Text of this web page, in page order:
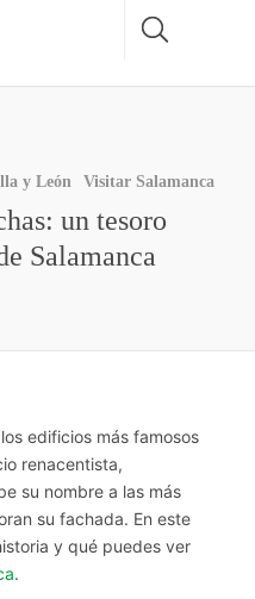
y León Visitar Salamanca
un tesoro
Salamanca
edificios más famosos
renacentista,
su nombre a las más
su fachada. En este
y qué puedes ver
.